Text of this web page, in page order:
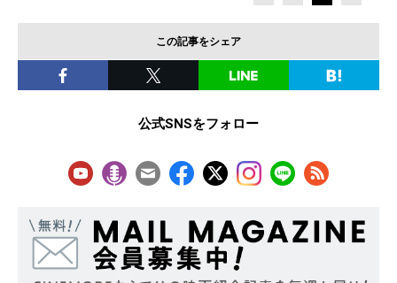
この記事をシェア
公式SNSをフォロー